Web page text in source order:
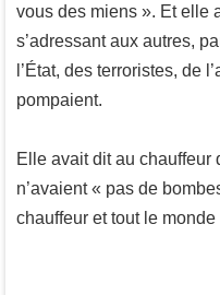
vous des miens ». Et elle
s’adressant aux autres,
l’État, des terroristes, de
pompaient.
Elle avait dit au chauffeur
n’avaient « pas de
chauffeur et tout le monde